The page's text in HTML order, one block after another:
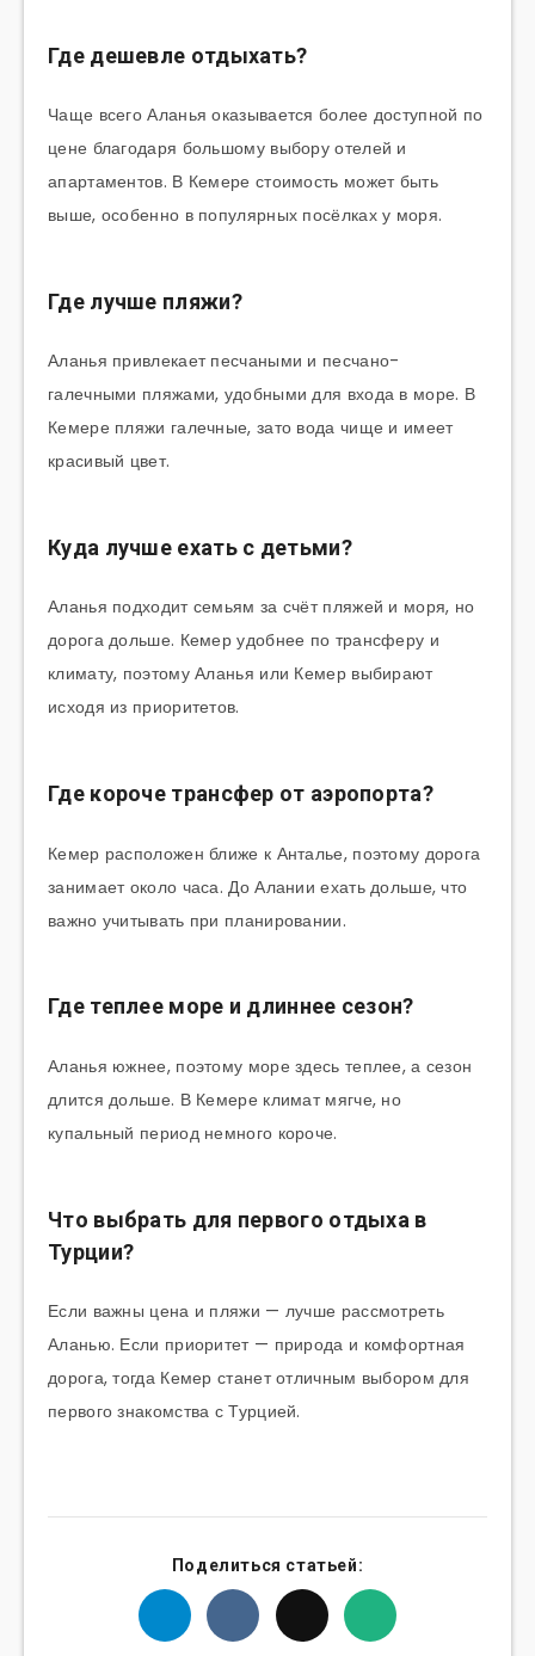
Где дешевле отдыхать?
Чаще всего Аланья оказывается более доступной по
цене благодаря большому выбору отелей и
апартаментов. В Кемере стоимость может быть
выше, особенно в популярных посёлках у моря.
Где лучше пляжи?
Аланья привлекает песчаными и песчано-
галечными пляжами, удобными для входа в море. В
Кемере пляжи галечные, зато вода чище и имеет
красивый цвет.
Куда лучше ехать с детьми?
Аланья подходит семьям за счёт пляжей и моря, но
дорога дольше. Кемер удобнее по трансферу и
климату, поэтому Аланья или Кемер выбирают
исходя из приоритетов.
Где короче трансфер от аэропорта?
Кемер расположен ближе к Анталье, поэтому дорога
занимает около часа. До Алании ехать дольше, что
важно учитывать при планировании.
Где теплее море и длиннее сезон?
Аланья южнее, поэтому море здесь теплее, а сезон
длится дольше. В Кемере климат мягче, но
купальный период немного короче.
Что выбрать для первого отдыха в
Турции?
Если важны цена и пляжи — лучше рассмотреть
Аланью. Если приоритет — природа и комфортная
дорога, тогда Кемер станет отличным выбором для
первого знакомства с Турцией.
Поделиться статьей: